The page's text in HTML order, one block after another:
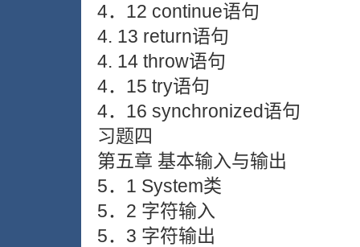
4．12 continue语句
4. 13 return语句
4. 14 throw语句
4．15 try语句
4．16 synchronized语句
习题四
第五章 基本输入与输出
5．1 System类
5．2 字符输入
5．3 字符输出